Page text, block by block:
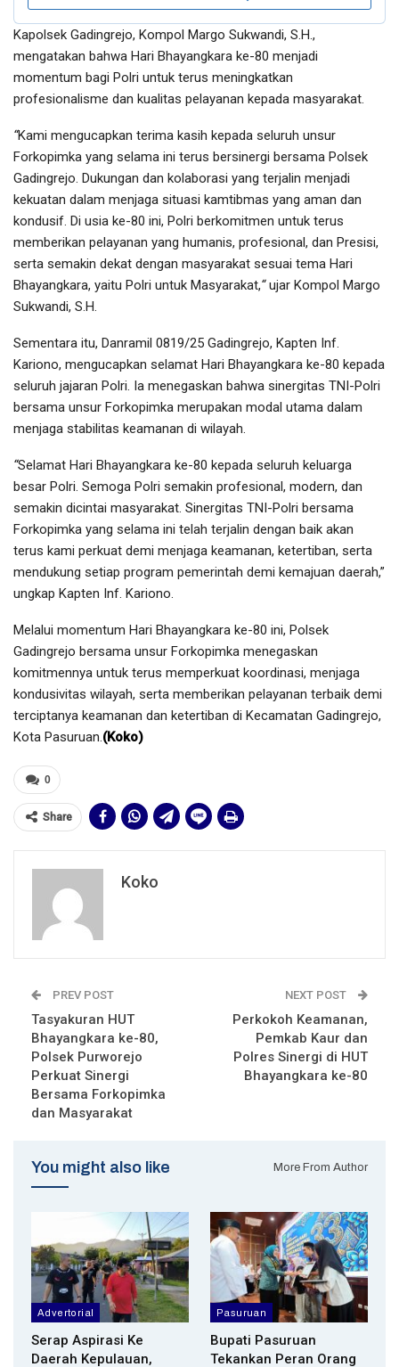
Kapolsek Gadingrejo, Kompol Margo Sukwandi, S.H.,
mengatakan bahwa Hari Bhayangkara ke-80 menjadi
momentum bagi Polri untuk terus meningkatkan
profesionalisme dan kualitas pelayanan kepada masyarakat.
“Kami mengucapkan terima kasih kepada seluruh unsur
Forkopimka yang selama ini terus bersinergi bersama Polsek
Gadingrejo. Dukungan dan kolaborasi yang terjalin menjadi
kekuatan dalam menjaga situasi kamtibmas yang aman dan
kondusif. Di usia ke-80 ini, Polri berkomitmen untuk terus
memberikan pelayanan yang humanis, profesional, dan Presisi,
serta semakin dekat dengan masyarakat sesuai tema Hari
Bhayangkara, yaitu Polri untuk Masyarakat,“ujar Kompol Margo
Sukwandi, S.H.
Sementara itu, Danramil 0819/25 Gadingrejo, Kapten Inf.
Kariono, mengucapkan selamat Hari Bhayangkara ke-80 kepada
seluruh jajaran Polri. Ia menegaskan bahwa sinergitas TNI-Polri
bersama unsur Forkopimka merupakan modal utama dalam
menjaga stabilitas keamanan di wilayah.
“Selamat Hari Bhayangkara ke-80 kepada seluruh keluarga
besar Polri. Semoga Polri semakin profesional, modern, dan
semakin dicintai masyarakat. Sinergitas TNI-Polri bersama
Forkopimka yang selama ini telah terjalin dengan baik akan
terus kami perkuat demi menjaga keamanan, ketertiban, serta
mendukung setiap program pemerintah demi kemajuan daerah,”
ungkap Kapten Inf. Kariono.
Melalui momentum Hari Bhayangkara ke-80 ini, Polsek
Gadingrejo bersama unsur Forkopimka menegaskan
komitmennya untuk terus memperkuat koordinasi, menjaga
kondusivitas wilayah, serta memberikan pelayanan terbaik demi
terciptanya keamanan dan ketertiban di Kecamatan Gadingrejo,
Kota Pasuruan.(Koko)
0
Share
Koko
PREV POST
Tasyakuran HUT
Bhayangkara ke-80,
Polsek Purworejo
Perkuat Sinergi
Bersama Forkopimka
dan Masyarakat
NEXT POST
Perkokoh Keamanan,
Pemkab Kaur dan
Polres Sinergi di HUT
Bhayangkara ke-80
You might also like More From Author
Advertorial
Serap Aspirasi Ke
Daerah Kepulauan,
Pasuruan
Bupati Pasuruan
Tekankan Peran Orang